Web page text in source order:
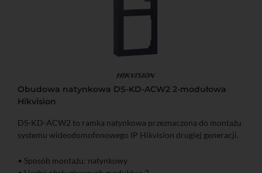
Obudowa natynkowa DS-KD-ACW2 2-modułowa
Hikvision
DS-KD-ACW2 to ramka natynkowa przeznaczona do montażu
systemu wideodomofonowego IP Hikvision drugiej generacji.
• Sposób montażu: natynkowy